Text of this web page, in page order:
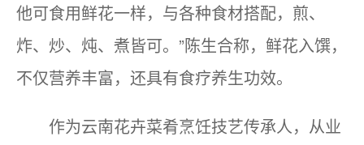
他可食用鲜花一样，与各种食材搭配，煎、
炸、炒、炖、煮皆可。”陈生合称，鲜花入馔，
不仅营养丰富，还具有食疗养生功效。
作为云南花卉菜肴烹饪技艺传承人，从业